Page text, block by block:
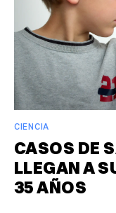
CIENCIA
CASOS DE
LLEGAN A
35 AÑOS